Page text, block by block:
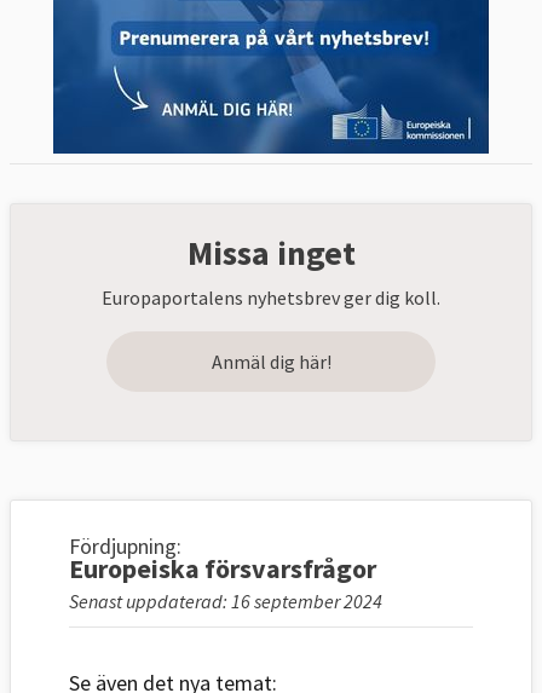
Missa inget
Europaportalens nyhetsbrev ger dig koll.
Anmäl dig här!
Fördjupning:
Europeiska försvarsfrågor
Senast uppdaterad: 16 september 2024
Se även det nya temat: